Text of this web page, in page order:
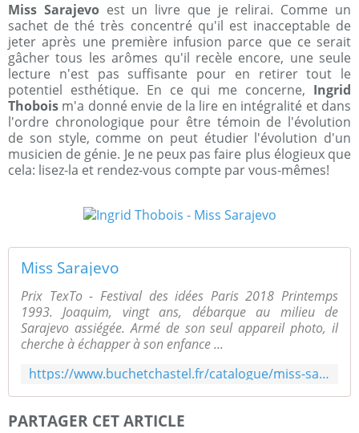
Miss Sarajevoest un livre que je relirai. Comme un
sachet de thé très concentré qu'il est inacceptable de
jeter après une première infusion parce que ce serait
gâcher tous les arômes qu'il recèle encore, une seule
lecture n'est pas suffisante pour en retirer tout le
potentiel esthétique. En ce qui me concerne, Ingrid
Thobois m'a donné envie de la lire en intégralité et dans
l'ordre chronologique pour être témoin de l'évolution
de son style, comme on peut étudier l'évolution d'un
musicien de génie. Je ne peux pas faire plus élogieux que
cela: lisez-la et rendez-vous compte par vous-mêmes!
Miss Sarajevo
Prix TexTo - Festival des idées Paris 2018 Printemps
1993. Joaquim, vingt ans, débarque au milieu de
Sarajevo assiégée. Armé de son seul appareil photo, il
cherche à échapper à son enfance ...
https://www.buchetchastel.fr/catalogue/miss-sarajevo/
PARTAGER CET ARTICLE